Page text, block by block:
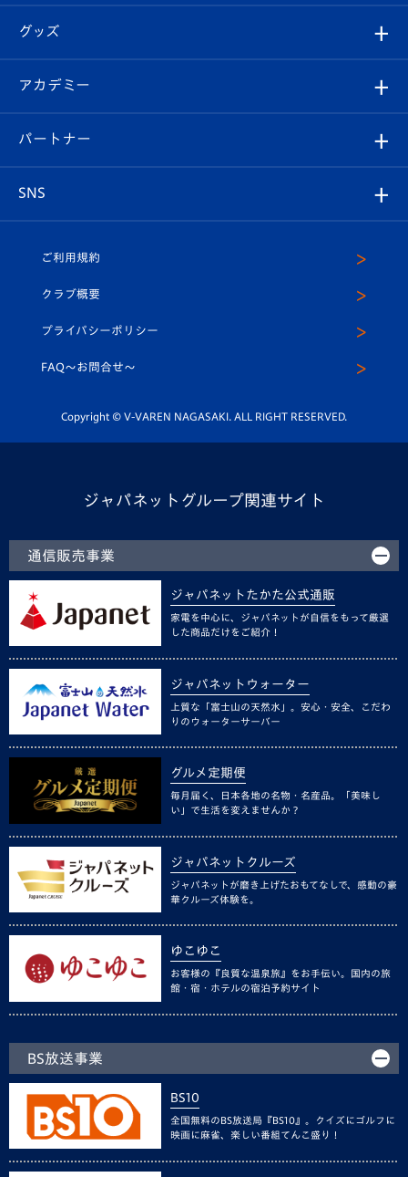
チケット
イベント
メディア
ホームタウン
スタッフプロフィール
マスコット紹介
平和祈念活動
ホームタウン活動
はじめての観戦ガイド
Revive Team
ヴィヴィくんの長崎おもてなしガイド
フォトギャラリー
スタジアムグルメ
チケット
V-LOVERS（ファンクラブ）
プレイヤーズスイート
グッズ
オンラインショップ
店舗情報
アカデミー
育成からのお知らせ
U-18
スクール
パートナー
SNS
ヴィヴィくんインスタグラム
公式LINE＠
ご利用規約
クラブ概要
プライバシーポリシー
FAQ〜お問合せ〜
Copyright © V-VAREN NAGASAKI. ALL RIGHT RESERVED.
ジャパネットグループ関連サイト
通信販売事業
ジャパネットたかた公式通販
家電を中心に、ジャパネットが自信をもって厳選
した商品だけをご紹介！
ジャパネットウォーター
上質な「富士山の天然水」。安心・安全、こだわ
りのウォーターサーバー
グルメ定期便
毎月届く、日本各地の名物・名産品。「美味し
い」で生活を変えませんか？
ジャパネットクルーズ
ジャパネットが磨き上げたおもてなしで、感動の豪
華クルーズ体験を。
ゆこゆこ
お客様の『良質な温泉旅』をお手伝い。国内の旅
館・宿・ホテルの宿泊予約サイト
BS放送事業
BS10
全国無料のBS放送局『BS10』。クイズにゴルフに
映画に麻雀、楽しい番組てんこ盛り！